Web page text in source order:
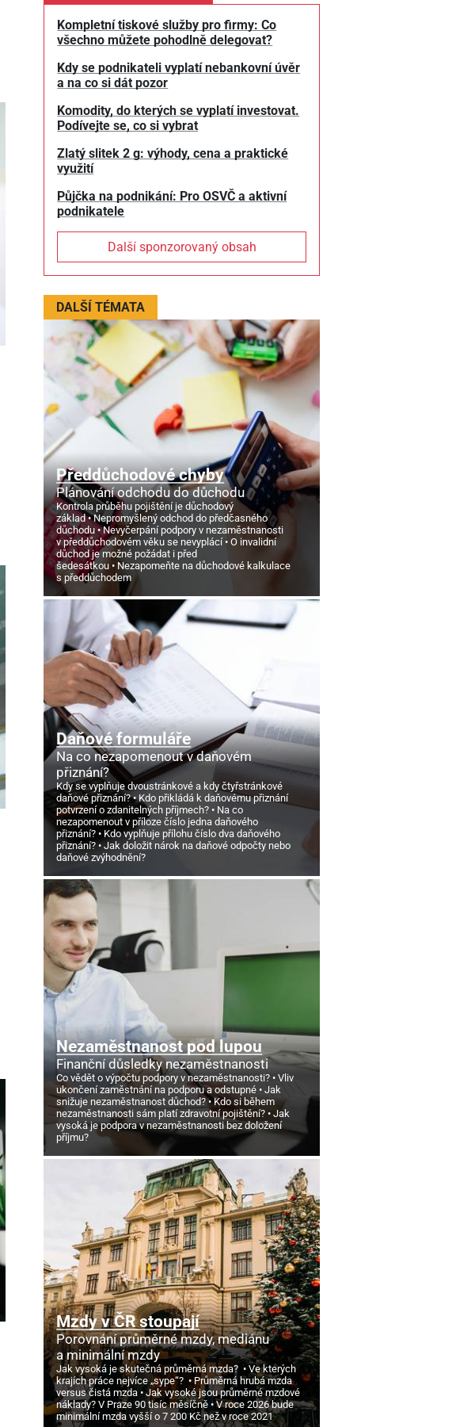
Kompletní tiskové služby pro firmy: Co
všechno můžete pohodlně delegovat?
Kdy se podnikateli vyplatí nebankovní úvěr
a na co si dát pozor
Komodity, do kterých se vyplatí investovat.
Podívejte se, co si vybrat
Zlatý slitek 2 g: výhody, cena a praktické
využití
Půjčka na podnikání: Pro OSVČ a aktivní
podnikatele
Další sponzorovaný obsah
DALŠÍ TÉMATA
Předdůchodové chyby
Plánování odchodu do důchodu
Kontrola průběhu pojištění je důchodový
základ
Nepromyšlený odchod do předčasného
důchodu
Nevyčerpání podpory v nezaměstnanosti
v předdůchodovém věku se nevyplácí
O invalidní
důchod je možné požádat i před
šedesátkou
Nezapomeňte na důchodové kalkulace
s předdůchodem
Daňové formuláře
Na co nezapomenout v daňovém
přiznání?
Kdy se vyplňuje dvoustránkové a kdy čtyřstránkové
daňové přiznání?
Kdo přikládá k daňovému přiznání
potvrzení o zdanitelných příjmech?
Na co
nezapomenout v příloze číslo jedna daňového
přiznání?
Kdo vyplňuje přílohu číslo dva daňového
přiznání?
Jak doložit nárok na daňové odpočty nebo
daňové zvýhodnění?
Nezaměstnanost pod lupou
Finanční důsledky nezaměstnanosti
Co vědět o výpočtu podpory v nezaměstnanosti?
Vliv
ukončení zaměstnání na podporu a odstupné
Jak
snižuje nezaměstnanost důchod?
Kdo si během
nezaměstnanosti sám platí zdravotní pojištění?
Jak
vysoká je podpora v nezaměstnanosti bez doložení
příjmu?
Mzdy v ČR stoupají
Porovnání průměrné mzdy, mediánu
a minimální mzdy
Jak vysoká je skutečná průměrná mzda?
Ve kterých
krajích práce nejvíce „sype“?
Průměrná hrubá mzda
versus čistá mzda
Jak vysoké jsou průměrné mzdové
náklady? V Praze 90 tisíc měsíčně
V roce 2026 bude
minimální mzda vyšší o 7 200 Kč než v roce 2021